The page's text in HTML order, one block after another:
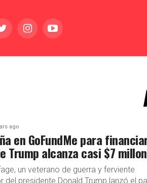
ago
en GoFundMe para
Trump alcanza casi $7
un veterano de guerra y ferviente
del presidente Donald Trump lanzó el